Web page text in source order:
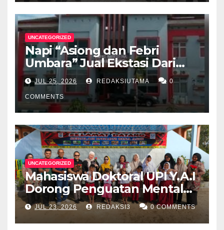
UNCATEGORIZED
Napi “Asiong dan Febri
Umbara” Jual Ekstasi Dari
Dalam Lapas Rp 12 Juta/40
Butir
JUL 25, 2026 REDAKSIUTAMA 0
COMMENTS
UNCATEGORIZED
Mahasiswa Doktoral UPI Y.A.I
Dorong Penguatan Mental
Keluarga Anak
Berkebutuhan Khusus di
Palembang
JUL 23, 2026 REDAKSI3 0 COMMENTS